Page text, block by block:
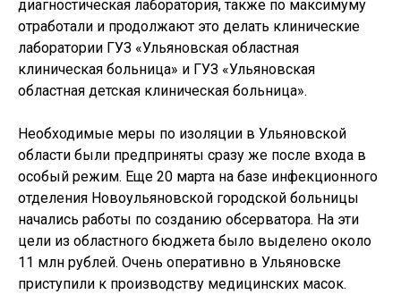
диагностическая лаборатория, также по максимуму
отработали и продолжают это делать клинические
лаборатории ГУЗ «Ульяновская областная
клиническая больница» и ГУЗ «Ульяновская
областная детская клиническая больница».
Необходимые меры по изоляции в Ульяновской
области были предприняты сразу же после входа в
особый режим. Еще 20 марта на базе инфекционного
отделения Новоульяновской городской больницы
начались работы по созданию обсерватора. На эти
цели из областного бюджета было выделено около
11 млн рублей. Очень оперативно в Ульяновске
приступили к производству медицинских масок.